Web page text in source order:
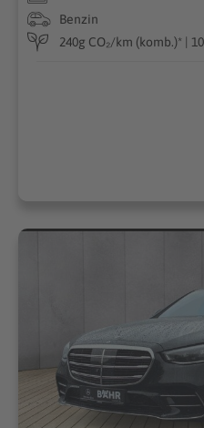
Benzin
240g CO₂/km (komb.)* |